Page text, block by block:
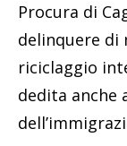
Procura di
delinquere di
riciclaggio
dedita anche